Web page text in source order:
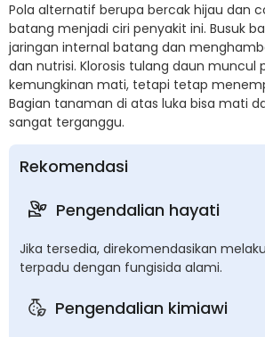
Pola alternatif berupa bercak hijau dan
batang menjadi ciri penyakit ini. Busuk
jaringan internal batang dan
dan nutrisi. Klorosis tulang daun muncul
kemungkinan mati, tetapi tetap
Bagian tanaman di atas luka bisa mati
sangat terganggu.
Rekomendasi
Pengendalian hayati
Jika tersedia, direkomendasikan
terpadu dengan fungisida alami.
Pengendalian kimiawi